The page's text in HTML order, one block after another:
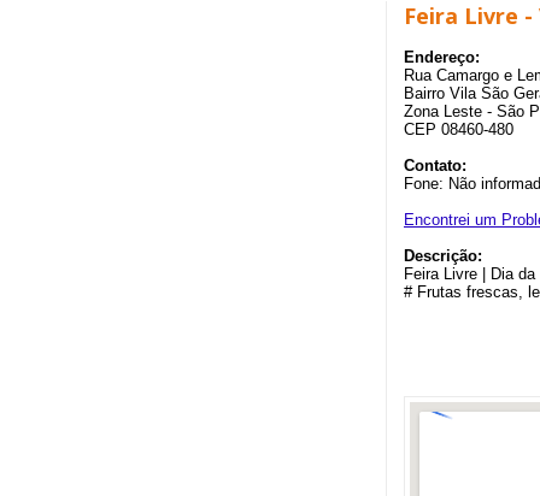
Feira Livre -
Endereço:
Rua Camargo e
Bairro Vila São
Zona Leste - São
CEP 08460-480
Contato:
Fone: Não
Encontrei um
Descrição:
Feira Livre | Dia
# Frutas frescas,